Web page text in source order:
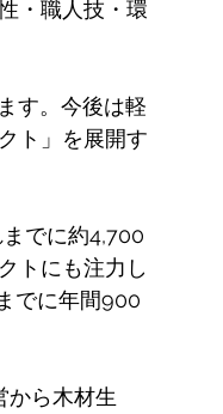
・職人技・環
す。今後は軽
ト」を展開す
でに約4,700
トにも注力し
でに年間900
から木材生